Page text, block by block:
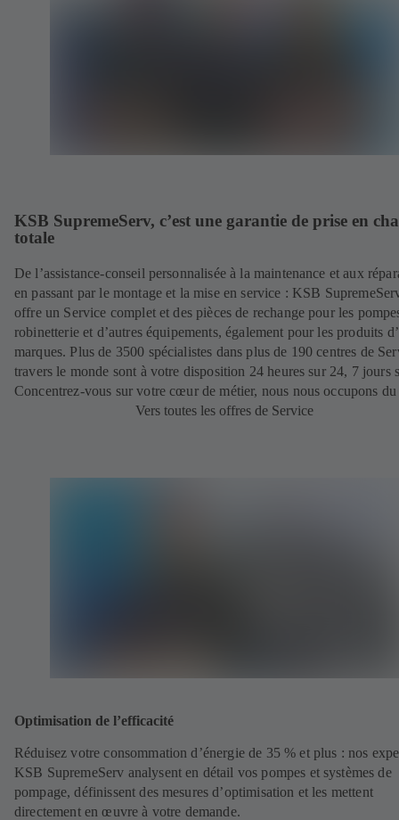
KSB SupremeServ, c’est une garantie de prise en
totale
De l’assistance-conseil personnalisée à la maintenance et aux
en passant par le montage et la mise en service : KSB
offre un Service complet et des pièces de rechange pour les
robinetterie et d’autres équipements, également pour les produits
marques. Plus de 3500 spécialistes dans plus de 190 centres de
travers le monde sont à votre disposition 24 heures sur 24, 7 jours
Concentrez-vous sur votre cœur de métier, nous nous occupons du
Vers toutes les offres de Service
Optimisation de l’efficacité
Réduisez votre consommation d’énergie de 35 % et plus : nos
KSB SupremeServ analysent en détail vos pompes et systèmes de
pompage, définissent des mesures d’optimisation et les mettent
directement en œuvre à votre demande.